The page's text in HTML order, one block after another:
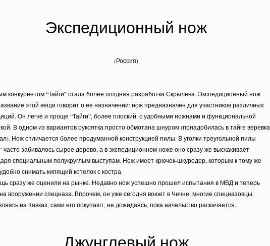
Экспедиционный нож
(Россия)
конкурентом “Тайги” стала более поздняя разработка Скрылева. Экспедиционный нож –
этой вещи говорит о ее назначении: нож предназначен для участников различных
Он легче и проще “Тайги”, более плоский, с удобными ножнами и функциональной
В одном из вариантов рукоятка просто обмотана шнуром (понадобилась в тайге веревка
Нож отличается более продуманной конструкцией пилы. В уголки треугольной пилы
часто забивалось сырое дерево, а в экспедиционном ноже оно сразу же выскакивает
специальным полукруглым выступам. Нож имеет крючок-шкуродер, которым к тому же
снимать кипящий котелок с костра.
сразу же оценили на рынке. Недавно нож успешно прошел испытания в МВД и теперь
вооружении спецназа. Впрочем, он уже сегодня воюет в Чечне: многие спецназовцы,
на Кавказ, сами его покупают, не дожидаясь, пока начальство раскачается.